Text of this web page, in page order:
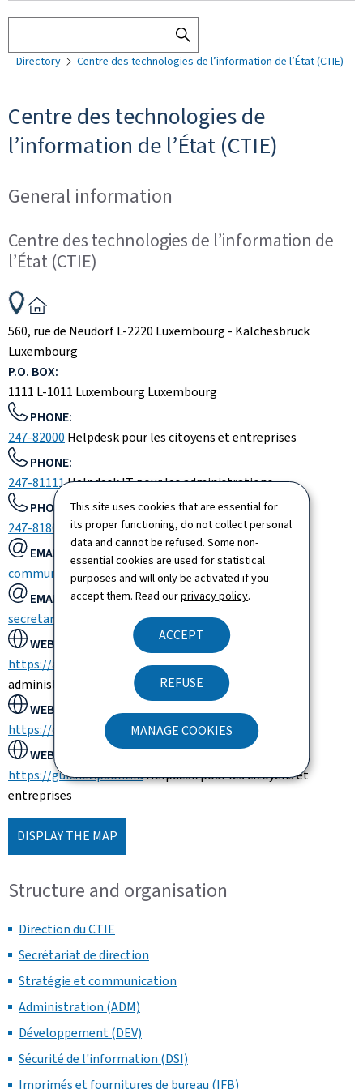
This site uses cookies that are essential for
its proper functioning, do not collect personal
data and cannot be refused. Some non-
essential cookies are used for statistical
purposes and will only be activated if you
accept them. Read ourprivacy policy.
ACCEPT
REFUSE
MANAGE COOKIES
SEARCH
THE
Directory Centre des technologies de l’information de l’État (CTIE)
Centre des technologies de
l’information de l’État (CTIE)
General information
Centre des technologies de l’information de
l’État (CTIE)
560, rue de NeudorfL-2220 Luxembourg - Kalchesbruck
Luxembourg
P.O. BOX:
1111 L-1011 Luxembourg Luxembourg
PHONE:
247-82000 Helpdesk pour les citoyens et entreprises
PHONE:
247-81111Helpdesk IT pour les administrations
PHONE:
247-81800
EMAIL:
communication@ctie.etat.luRelations presse
EMAIL:
secretariat@ctie.etat.lu
WEBSITE:
https://asksam.intranet.etat.luHelpdesk IT pour les
administrations
WEBSITE:
https://ctie.gouvernement.lu/
WEBSITE:
https://guichet.public.luHelpdesk pour les citoyens et
entreprises
DISPLAY THE MAP
Structure and organisation
Direction du CTIE
Secrétariat de direction
Stratégie et communication
Administration (ADM)
Développement (DEV)
Sécurité de l'information (DSI)
Imprimés et fournitures de bureau (IFB)